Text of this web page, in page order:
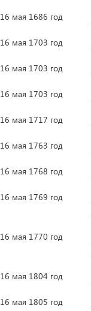
16 мая 1686 год
16 мая 1703 год
16 мая 1703 год
16 мая 1703 год
16 мая 1717 год
16 мая 1763 год
16 мая 1768 год
16 мая 1769 год
16 мая 1770 год
16 мая 1804 год
16 мая 1805 год